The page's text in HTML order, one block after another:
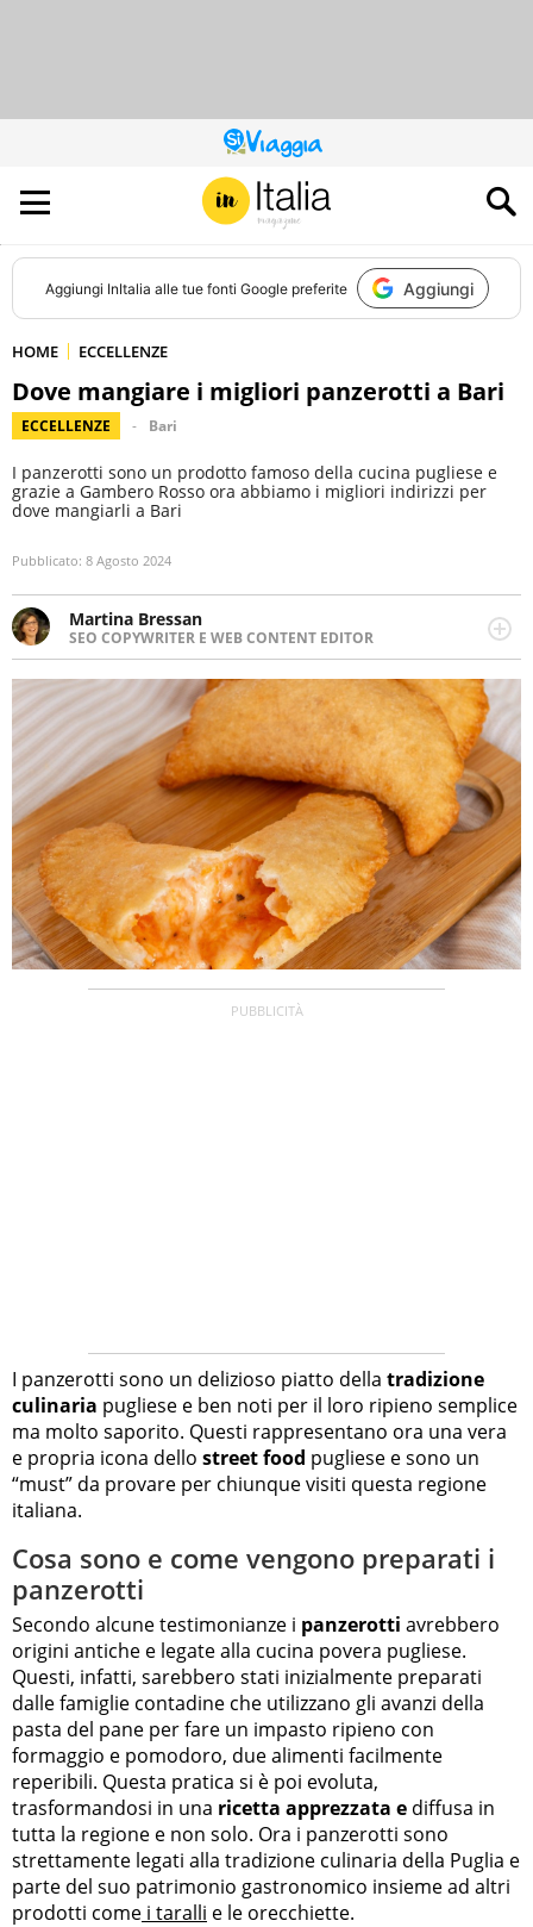
QUESTO
SITO
CONTRIBUISCE
ALL’AUDIENCE
DI
Aggiungi InItalia alle tue fonti Google preferite Aggiungi
HOME ECCELLENZE
Dove mangiare i migliori panzerotti a Bari
ECCELLENZE Bari
I panzerotti sono un prodotto famoso della cucina pugliese e
grazie a Gambero Rosso ora abbiamo i migliori indirizzi per
dove mangiarli a Bari
Pubblicato: 8 Agosto 2024
Martina Bressan
SEO COPYWRITER E WEB CONTENT EDITOR
Appassionata di viaggi, di trail running e di yoga, ama
scoprire nuovi posti e nuove culture. Curiosa,
determinata e intraprendente adora leggere ma
soprattutto scrivere.
I panzerotti sono un delizioso piatto della tradizione
culinaria pugliese e ben noti per il loro ripieno semplice
ma molto saporito. Questi rappresentano ora una vera
e propria icona dello street food pugliese e sono un
“must” da provare per chiunque visiti questa regione
italiana.
Cosa sono e come vengono preparati i
panzerotti
Secondo alcune testimonianze i panzerotti avrebbero
origini antiche e legate alla cucina povera pugliese.
Questi, infatti, sarebbero stati inizialmente preparati
dalle famiglie contadine che utilizzano gli avanzi della
pasta del pane per fare un impasto ripieno con
formaggio e pomodoro, due alimenti facilmente
reperibili. Questa pratica si è poi evoluta,
trasformandosi in una ricetta apprezzata e diffusa in
tutta la regione e non solo. Ora i panzerotti sono
strettamente legati alla tradizione culinaria della Puglia e
parte del suo patrimonio gastronomico insieme ad altri
prodotti come i taralli e le orecchiette.